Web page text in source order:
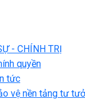
- CHÍNH TRỊ
quyền
tức
vệ nền tảng tư